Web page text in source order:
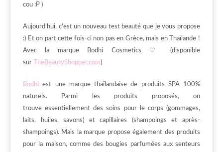
cou :P )
Aujourd’hui, c’est un nouveau test beauté que je vous propose
:) Et on part cette fois-ci non pas en Grèce, mais en Thaïlande !
Avec la marque Bodhi Cosmetics ♡ (disponible
sur
TheBeautyShopper.com)
Bodhi est une marque thaïlandaise de produits SPA 100%
naturels. Parmi les produits proposés, on
trouve essentiellement des soins pour le corps (gommages,
laits, huiles, savons) et capillaires (shampoings et après-
shampoings). Mais la marque propose également des produits
pour la maison, comme des bougies parfumées aux senteurs